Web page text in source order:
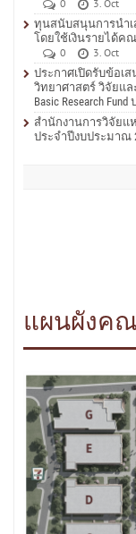
0
3. Oct
ทุนสนับสนุนการนำเ
โดยใช้เงินรายได้ค
0
3. Oct
ประกาศเปิดรับข้อเ
วิทยาศาสตร์ วิจัยแ
Basic Research
สำนักงานการวิจัยแ
ประจำปีงบประมาณ
แผนผังค